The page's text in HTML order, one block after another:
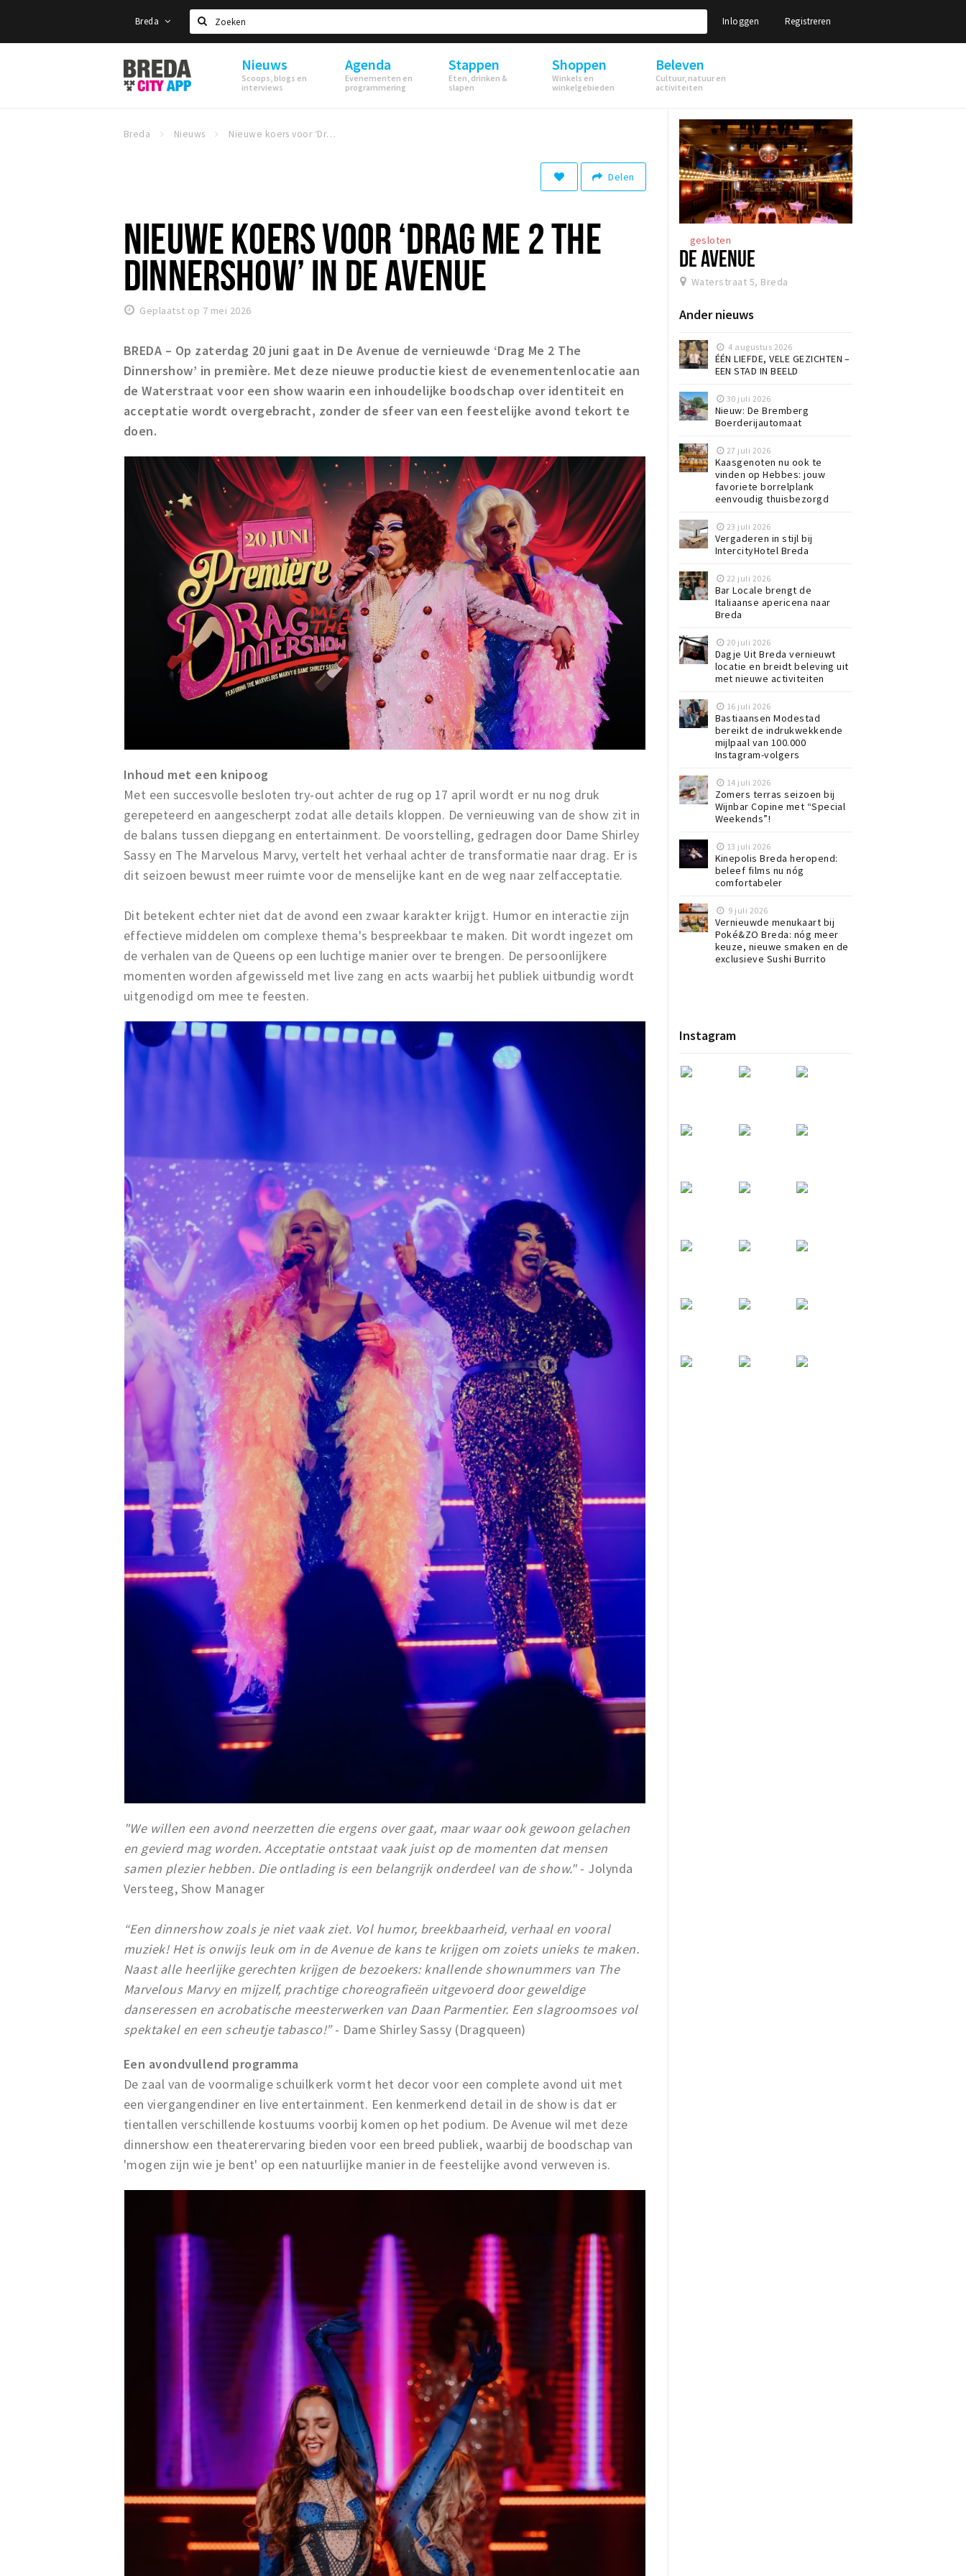
Breda
Zoeken
Inloggen Registreren
Stappen
&
Shoppen
Nieuws
Scoops, blogs en
interviews
Agenda
Evenementen en
programmering
Stappen
Eten, drinken &
slapen
Shoppen
Winkels en
winkelgebieden
Beleven
Cultuur, natuur en
activiteiten
Breda Nieuws Nieuwe koers voor ‘Drag Me 2 The Dinnershow’ in De Avenue
Delen
NIEUWE KOERS VOOR ‘DRAG ME 2 THE
DINNERSHOW’ IN DE AVENUE
Geplaatst op 7 mei 2026
BREDA – Op zaterdag 20 juni gaat in De Avenue de vernieuwde ‘Drag Me 2 The
Dinnershow’ in première. Met deze nieuwe productie kiest de evenementenlocatie aan
de Waterstraat voor een show waarin een inhoudelijke boodschap over identiteit en
acceptatie wordt overgebracht, zonder de sfeer van een feestelijke avond tekort te
doen.
Inhoud met een knipoog
Met een succesvolle besloten try-out achter de rug op 17 april wordt er nu nog druk
gerepeteerd en aangescherpt zodat alle details kloppen. De vernieuwing van de show zit in
de balans tussen diepgang en entertainment. De voorstelling, gedragen door Dame Shirley
Sassy en The Marvelous Marvy, vertelt het verhaal achter de transformatie naar drag. Er is
dit seizoen bewust meer ruimte voor de menselijke kant en de weg naar zelfacceptatie.
Dit betekent echter niet dat de avond een zwaar karakter krijgt. Humor en interactie zijn
effectieve middelen om complexe thema's bespreekbaar te maken. Dit wordt ingezet om
de verhalen van de Queens op een luchtige manier over te brengen. De persoonlijkere
momenten worden afgewisseld met live zang en acts waarbij het publiek uitbundig wordt
uitgenodigd om mee te feesten.
"We willen een avond neerzetten die ergens over gaat, maar waar ook gewoon gelachen
en gevierd mag worden. Acceptatie ontstaat vaak juist op de momenten dat mensen
samen plezier hebben. Die ontlading is een belangrijk onderdeel van de show." - Jolynda
Versteeg, Show Manager
“Een dinnershow zoals je niet vaak ziet. Vol humor, breekbaarheid, verhaal en vooral
muziek! Het is onwijs leuk om in de Avenue de kans te krijgen om zoiets unieks te maken.
Naast alle heerlijke gerechten krijgen de bezoekers: knallende shownummers van The
Marvelous Marvy en mijzelf, prachtige choreografieën uitgevoerd door geweldige
danseressen en acrobatische meesterwerken van Daan Parmentier. Een slagroomsoes vol
spektakel en een scheutje tabasco!”- Dame Shirley Sassy (Dragqueen)
Een avondvullend programma
De zaal van de voormalige schuilkerk vormt het decor voor een complete avond uit met
een viergangendiner en live entertainment. Een kenmerkend detail in de show is dat er
tientallen verschillende kostuums voorbij komen op het podium. De Avenue wil met deze
dinnershow een theaterervaring bieden voor een breed publiek, waarbij de boodschap van
'mogen zijn wie je bent' op een natuurlijke manier in de feestelijke avond verweven is.
gesloten
DE AVENUE
Waterstraat 5, Breda
Ander nieuws
4 augustus 2026
ÉÉN LIEFDE, VELE GEZICHTEN –
EEN STAD IN BEELD
30 juli 2026
Nieuw: De Bremberg
Boerderijautomaat
27 juli 2026
Kaasgenoten nu ook te
vinden op Hebbes: jouw
favoriete borrelplank
eenvoudig thuisbezorgd
23 juli 2026
Vergaderen in stijl bij
IntercityHotel Breda
22 juli 2026
Bar Locale brengt de
Italiaanse apericena naar
Breda
20 juli 2026
Dagje Uit Breda vernieuwt
locatie en breidt beleving uit
met nieuwe activiteiten
16 juli 2026
Bastiaansen Modestad
bereikt de indrukwekkende
mijlpaal van 100.000
Instagram-volgers
14 juli 2026
Zomers terras seizoen bij
Wijnbar Copine met “Special
Weekends”!
13 juli 2026
Kinepolis Breda heropend:
beleef films nu nóg
comfortabeler
9 juli 2026
Vernieuwde menukaart bij
Poké&ZO Breda: nóg meer
keuze, nieuwe smaken en de
exclusieve Sushi Burrito
Instagram